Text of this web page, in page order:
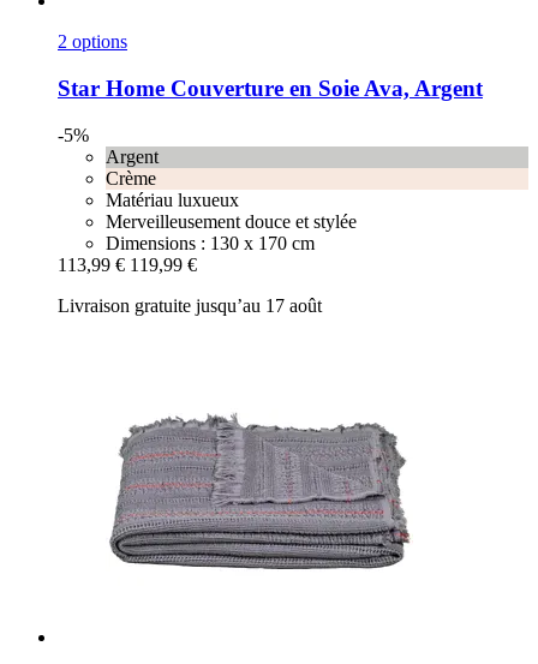
2 options
Star Home Couverture en Soie Ava, Argent
-5%
Argent
Crème
Matériau luxueux
Merveilleusement douce et stylée
Dimensions : 130 x 170 cm
113,99 € 119,99 €
Livraison gratuite jusqu’au 17 août